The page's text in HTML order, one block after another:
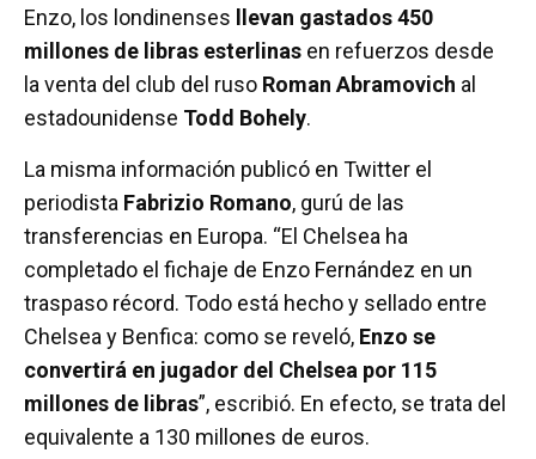
Enzo, los londinenses llevan gastados 450
millones de libras esterlinas en refuerzos desde
la venta del club del ruso Roman Abramovich al
estadounidense Todd Bohely.
La misma información publicó en Twitter el
periodista Fabrizio Romano, gurú de las
transferencias en Europa. “El Chelsea ha
completado el fichaje de Enzo Fernández en un
traspaso récord. Todo está hecho y sellado entre
Chelsea y Benfica: como se reveló, Enzo se
convertirá en jugador del Chelsea por 115
millones de libras”, escribió. En efecto, se trata del
equivalente a 130 millones de euros.